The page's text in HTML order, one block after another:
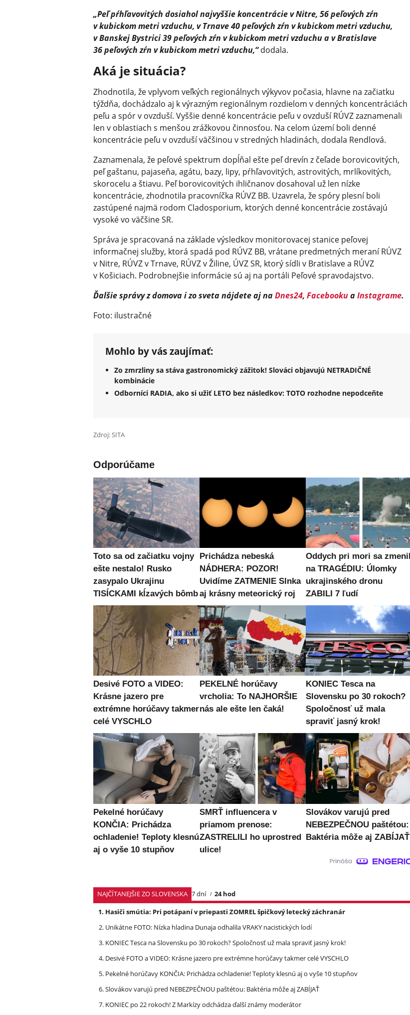
„Peľ pŕhľavovitých dosiahol najvyššie koncentrácie v Nitre, 56 peľových zŕn
v kubickom metri vzduchu, v Trnave 40 peľových zŕn v kubickom metri vzduchu,
v Banskej Bystrici 39 peľových zŕn v kubickom metri vzduchu a v Bratislave
36 peľových zŕn v kubickom metri vzduchu,“dodala.
Aká je situácia?
Zhodnotila, že vplyvom veľkých regionálnych výkyvov počasia, hlavne na začiatku
týždňa, dochádzalo aj k výrazným regionálnym rozdielom v denných koncentráciách
peľu a spór v ovzduší. Vyššie denné koncentrácie peľu v ovzduší RÚVZ zaznamenali
len v oblastiach s menšou zrážkovou činnosťou. Na celom území boli denné
koncentrácie peľu v ovzduší väčšinou v stredných hladinách, dodala Rendlová.
Zaznamenala, že peľové spektrum dopĺňal ešte peľ drevín z čeľade borovicovitých,
peľ gaštanu, pajaseňa, agátu, bazy, lipy, pŕhľavovitých, astrovitých, mrlíkovitých,
skorocelu a štiavu. Peľ borovicovitých ihličnanov dosahoval už len nízke
koncentrácie, zhodnotila pracovníčka RÚVZ BB. Uzavrela, že spóry plesní boli
zastúpené najmä rodom Cladosporium, ktorých denné koncentrácie zostávajú
vysoké vo väčšine SR.
Správa je spracovaná na základe výsledkov monitorovacej stanice peľovej
informačnej služby, ktorá spadá pod RÚVZ BB, vrátane predmetných meraní RÚVZ
v Nitre, RÚVZ v Trnave, RÚVZ v Žiline, ÚVZ SR, ktorý sídli v Bratislave a RÚVZ
v Košiciach. Podrobnejšie informácie sú aj na portáli Peľové spravodajstvo.
Ďalšie správy z domova i zo sveta nájdete aj naDnes24, FacebookuaInstagrame.
Foto: ilustračné
Mohlo by vás zaujímať:
Zo zmrzliny sa stáva gastronomický zážitok! Slováci objavujú NETRADIČNÉ
kombinácie
Odborníci RADIA, ako si užiť LETO bez následkov: TOTO rozhodne nepodceňte
Zdroj: SITA
Odporúčame
Toto sa od začiatku vojny
ešte nestalo! Rusko
zasypalo Ukrajinu
TISÍCKAMI kĺzavých bômb
Prichádza nebeská
NÁDHERA: POZOR!
Uvidíme ZATMENIE Slnka
aj krásny meteorický roj
Oddych pri mori sa zmenil
na TRAGÉDIU: Úlomky
ukrajinského dronu
ZABILI 7 ľudí
Desivé FOTO a VIDEO:
Krásne jazero pre
extrémne horúčavy takmer
celé VYSCHLO
PEKELNÉ horúčavy
vrcholia: To NAJHORŠIE
nás ale ešte len čaká!
KONIEC Tesca na
Slovensku po 30 rokoch?
Spoločnosť už mala
spraviť jasný krok!
Pekelné horúčavy
KONČIA: Prichádza
ochladenie! Teploty klesnú
aj o vyše 10 stupňov
SMRŤ influencera v
priamom prenose:
ZASTRELILI ho uprostred
ulice!
Slovákov varujú pred
NEBEZPEČNOU paštétou:
Baktéria môže aj ZABÍJAŤ
NAJČÍTANEJŠIE ZO SLOVENSKA 7 dní
24 hod
Hasiči smútia: Pri potápaní v priepasti ZOMREL špičkový letecký záchranár
Unikátne FOTO: Nízka hladina Dunaja odhalila VRAKY nacistických lodí
KONIEC Tesca na Slovensku po 30 rokoch? Spoločnosť už mala spraviť jasný krok!
Desivé FOTO a VIDEO: Krásne jazero pre extrémne horúčavy takmer celé VYSCHLO
Pekelné horúčavy KONČIA: Prichádza ochladenie! Teploty klesnú aj o vyše 10 stupňov
Slovákov varujú pred NEBEZPEČNOU paštétou: Baktéria môže aj ZABÍJAŤ
KONIEC po 22 rokoch! Z Markízy odchádza ďalší známy moderátor